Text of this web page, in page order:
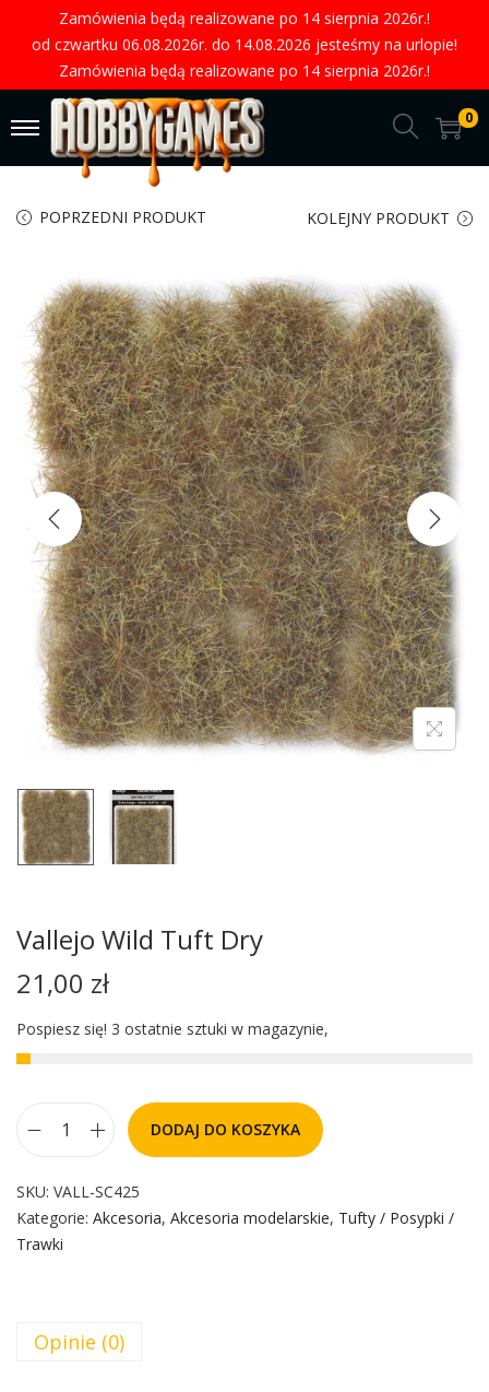
Zamówienia będą realizowane po 14 sierpnia 2026r.!
od czwartku 06.08.2026r. do 14.08.2026 jesteśmy na urlopie!
Zamówienia będą realizowane po 14 sierpnia 2026r.!
0
POPRZEDNI PRODUKT KOLEJNY PRODUKT
Vallejo Wild Tuft Dry
21,00 zł
Pospiesz się! 3 ostatnie sztuki w magazynie,
DODAJ DO KOSZYKA
SKU: VALL-SC425
Kategorie: Akcesoria, Akcesoria modelarskie, Tufty / Posypki /
Trawki
Opinie (0)